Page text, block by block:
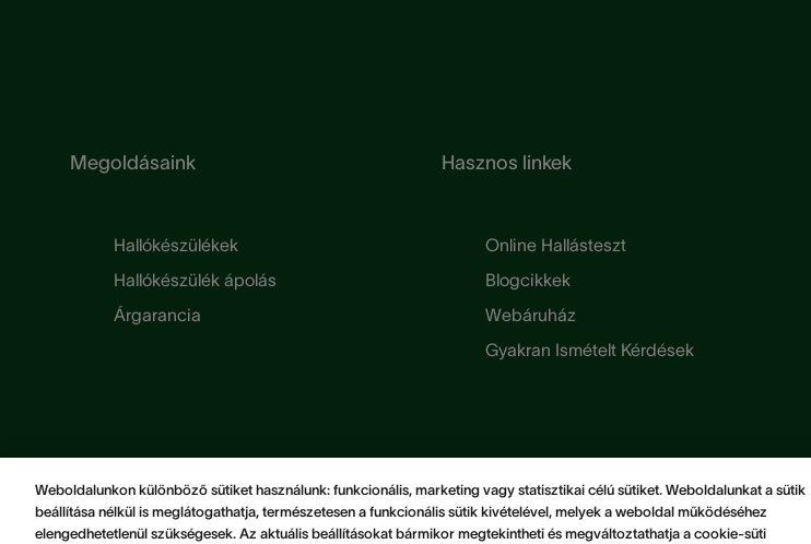
Megoldásaink
Hallókészülékek
Hallókészülék ápolás
Árgarancia
Hasznos linkek
Online Hallásteszt
Blogcikkek
Webáruház
Gyakran Ismételt Kérdések
Weboldalunkon különböző sütiket használunk: funkcionális, marketing vagy statisztikai célú sütiket. Weboldalunkat a sütik
beállítása nélkül is meglátogathatja, természetesen a funkcionális sütik kivételével, melyek a weboldal működéséhez
elengedhetetlenül szükségesek. Az aktuális beállításokat bármikor megtekintheti és megváltoztathatja a cookie-süti